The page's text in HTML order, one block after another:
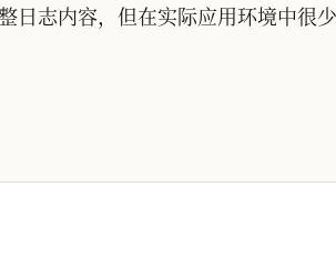
志内容，但在实际应用环境中很